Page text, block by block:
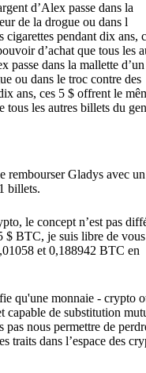
d’Alex passe dans la
de la drogue ou dans l
cigarettes pendant dix ans,
d’achat que tous les
passe dans la mallette d’un
ou dans le troc contre des
ans, ces 5 $ offrent le
tous les autres billets du
rembourser Gladys avec un
billets.
le concept n’est pas
$ BTC, je suis libre de vous
et 0,188942 BTC en
qu'une monnaie - crypto
capable de substitution
pas nous permettre de
traits dans l’espace des